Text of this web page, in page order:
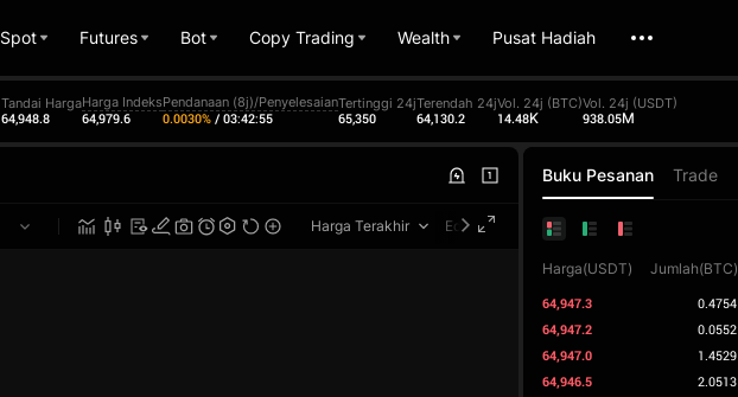
Spot Futures Bot Copy Trading Wealth Pusat Hadiah
Tandai Harga
64,948.8
Harga Indeks
64,979.6
Pendanaan (8j)/Penyelesaian
0.0030% / 03:42:55
Tertinggi 24j
65,350
Terendah 24j
64,130.2
Vol. 24j (BTC)
14.48K
Vol. 24j (USDT)
938.05M
Harga Terakhir Edisi Profesional
Buku Pesanan Trade
Harga(USDT) Jumlah(BTC)
64,947.3
0.4754
64,947.2
0.0552
64,947.0
1.4529
64,946.5
2.0513